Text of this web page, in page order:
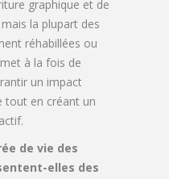
graphique et de
la plupart des
réhabillées ou
à la fois de
un impact
tout en créant un
de vie des
elles des